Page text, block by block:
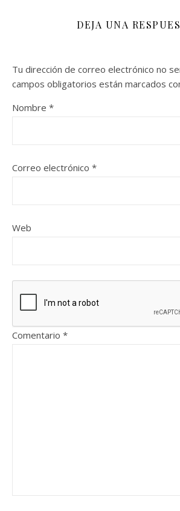
DEJA UNA
Tu dirección de correo electrónico no
campos obligatorios están marcados
Nombre *
Correo electrónico *
Web
Comentario *